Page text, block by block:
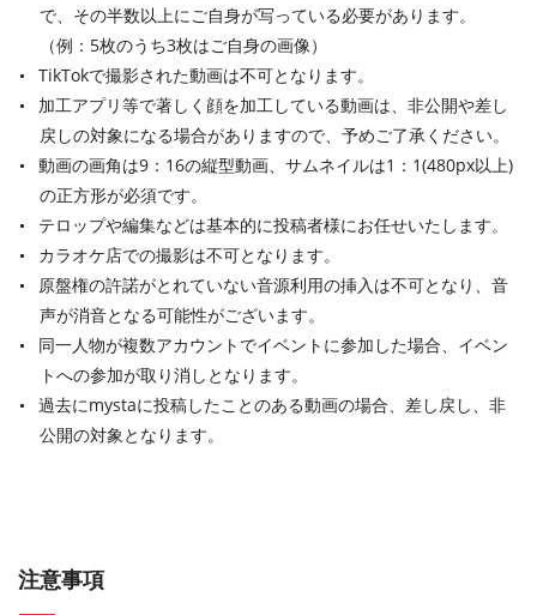
で、その半数以上にご自身が写っている必要があります。
（例：5枚のうち3枚はご自身の画像）
TikTokで撮影された動画は不可となります。
加工アプリ等で著しく顔を加工している動画は、非公開や差し
戻しの対象になる場合がありますので、予めご了承ください。
動画の画角は9：16の縦型動画、サムネイルは1：1(480px以上)
の正方形が必須です。
テロップや編集などは基本的に投稿者様にお任せいたします。
カラオケ店での撮影は不可となります。
原盤権の許諾がとれていない音源利用の挿入は不可となり、音
声が消音となる可能性がございます。
同一人物が複数アカウントでイベントに参加した場合、イベン
トへの参加が取り消しとなります。
過去にmystaに投稿したことのある動画の場合、差し戻し、非
公開の対象となります。
注意事項